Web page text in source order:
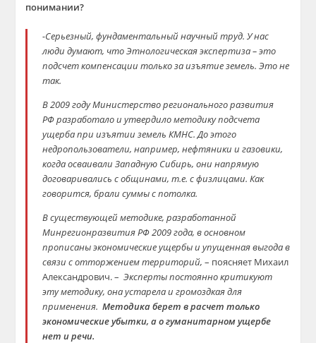
понимании?
-Серьезный, фундаментальный научный труд.У нас
люди думают, что Этнологическая экспертиза – это
подсчет компенсации только за изъятие земель. Это не
так.
В 2009 году Министерство регионального развития
РФ разработало и утвердило методику подсчета
ущерба при изъятии земель КМНС. До этого
недропользователи, например,нефтяники и газовики,
когда осваивали Западную Сибирь, они напрямую
договаривались с общинами, т.е. с физлицами. Как
говорится, брали суммы с потолка.
В существующей методике, разработанной
Минрегионразвития РФ 2009 года, в основном
прописаныэкономические ущербы и упущенная выгода в
связи сотторжением территорий, – поясняет Михаил
Александрович. –Эксперты постоянно критикуют
эту методику, она устарела и громоздкая для
применения.Методика берет в расчет только
экономические убытки, а о гуманитарном ущербе
нет и речи.